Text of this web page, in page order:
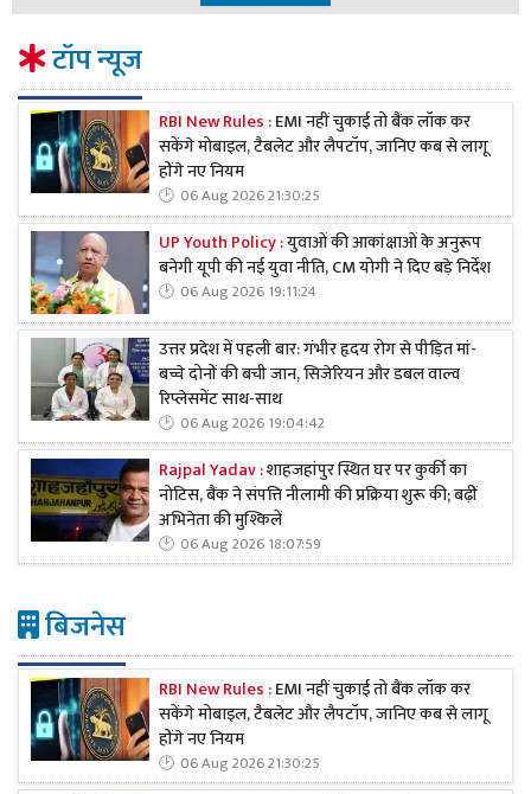
टॉप न्यूज
RBI New Rules :EMI नहीं चुकाई तो बैंक लॉक कर
सकेंगे मोबाइल, टैबलेट और लैपटॉप, जानिए कब से लागू
होंगे नए नियम
06 Aug 2026 21:30:25
UP Youth Policy :युवाओं की आकांक्षाओं के अनुरूप
बनेगी यूपी की नई युवा नीति, CM योगी ने दिए बड़े निर्देश
06 Aug 2026 19:11:24
उत्तर प्रदेश में पहली बार: गंभीर हृदय रोग से पीड़ित मां-
बच्चे दोनों की बची जान, सिजेरियन और डबल वाल्व
रिप्लेसमेंट साथ-साथ
06 Aug 2026 19:04:42
Rajpal Yadav :शाहजहांपुर स्थित घर पर कुर्की का
नोटिस, बैंक ने संपत्ति नीलामी की प्रक्रिया शुरू की; बढ़ीं
अभिनेता की मुश्किलें
06 Aug 2026 18:07:59
बिजनेस
RBI New Rules :EMI नहीं चुकाई तो बैंक लॉक कर
सकेंगे मोबाइल, टैबलेट और लैपटॉप, जानिए कब से लागू
होंगे नए नियम
06 Aug 2026 21:30:25